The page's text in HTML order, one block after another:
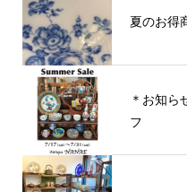
夏のお
＊お知
フ